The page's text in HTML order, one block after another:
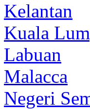
Kelantan
Kuala
Labuan
Malacca
Negeri